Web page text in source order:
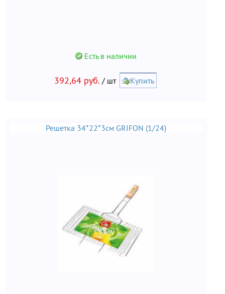
Есть в наличии
392,64 руб. / шт Купить
Решетка 34*22*3см GRIFON (1/24)